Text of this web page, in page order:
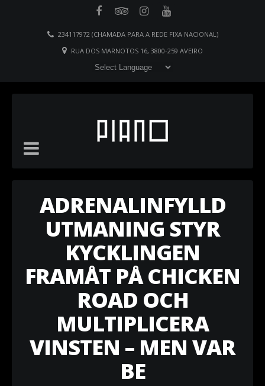
234117972 (CHAMADA PARA A REDE FIXA NACIONAL)
RUA DOS MARNOTOS 16, 3800-259 AVEIRO
ADRENALINFYLLD
UTMANING STYR
KYCKLINGEN
FRAMÅT PÅ CHICKEN
ROAD OCH
MULTIPLICERA
VINSTEN – MEN VAR
BE